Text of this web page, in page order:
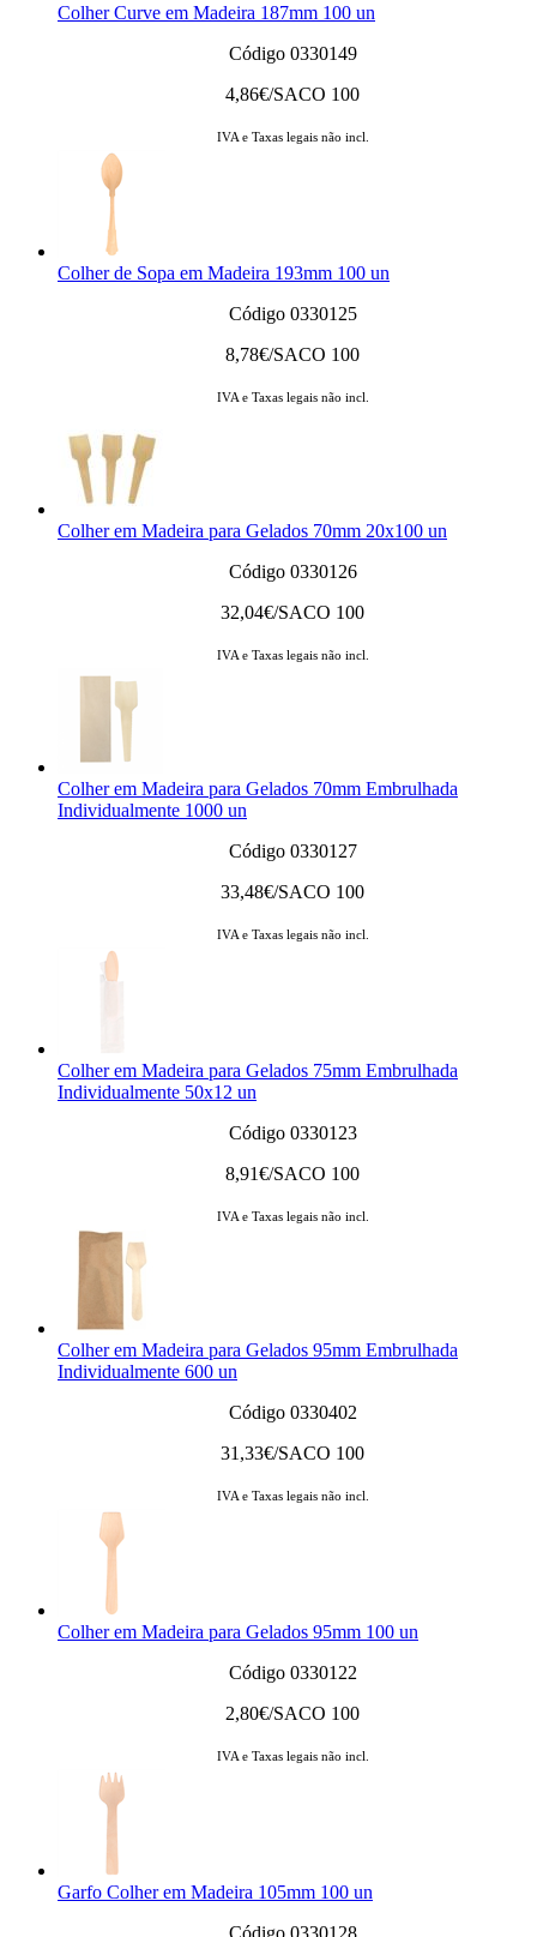
Colher Curve em Madeira 187mm 100 un
Código 0330149
4,86€/SACO 100
IVA e Taxas legais não incl.
Colher de Sopa em Madeira 193mm 100 un
Código 0330125
8,78€/SACO 100
IVA e Taxas legais não incl.
Colher em Madeira para Gelados 70mm 20x100 un
Código 0330126
32,04€/SACO 100
IVA e Taxas legais não incl.
Colher em Madeira para Gelados 70mm Embrulhada
Individualmente 1000 un
Código 0330127
33,48€/SACO 100
IVA e Taxas legais não incl.
Colher em Madeira para Gelados 75mm Embrulhada
Individualmente 50x12 un
Código 0330123
8,91€/SACO 100
IVA e Taxas legais não incl.
Colher em Madeira para Gelados 95mm Embrulhada
Individualmente 600 un
Código 0330402
31,33€/SACO 100
IVA e Taxas legais não incl.
Colher em Madeira para Gelados 95mm 100 un
Código 0330122
2,80€/SACO 100
IVA e Taxas legais não incl.
Garfo Colher em Madeira 105mm 100 un
Código 0330128